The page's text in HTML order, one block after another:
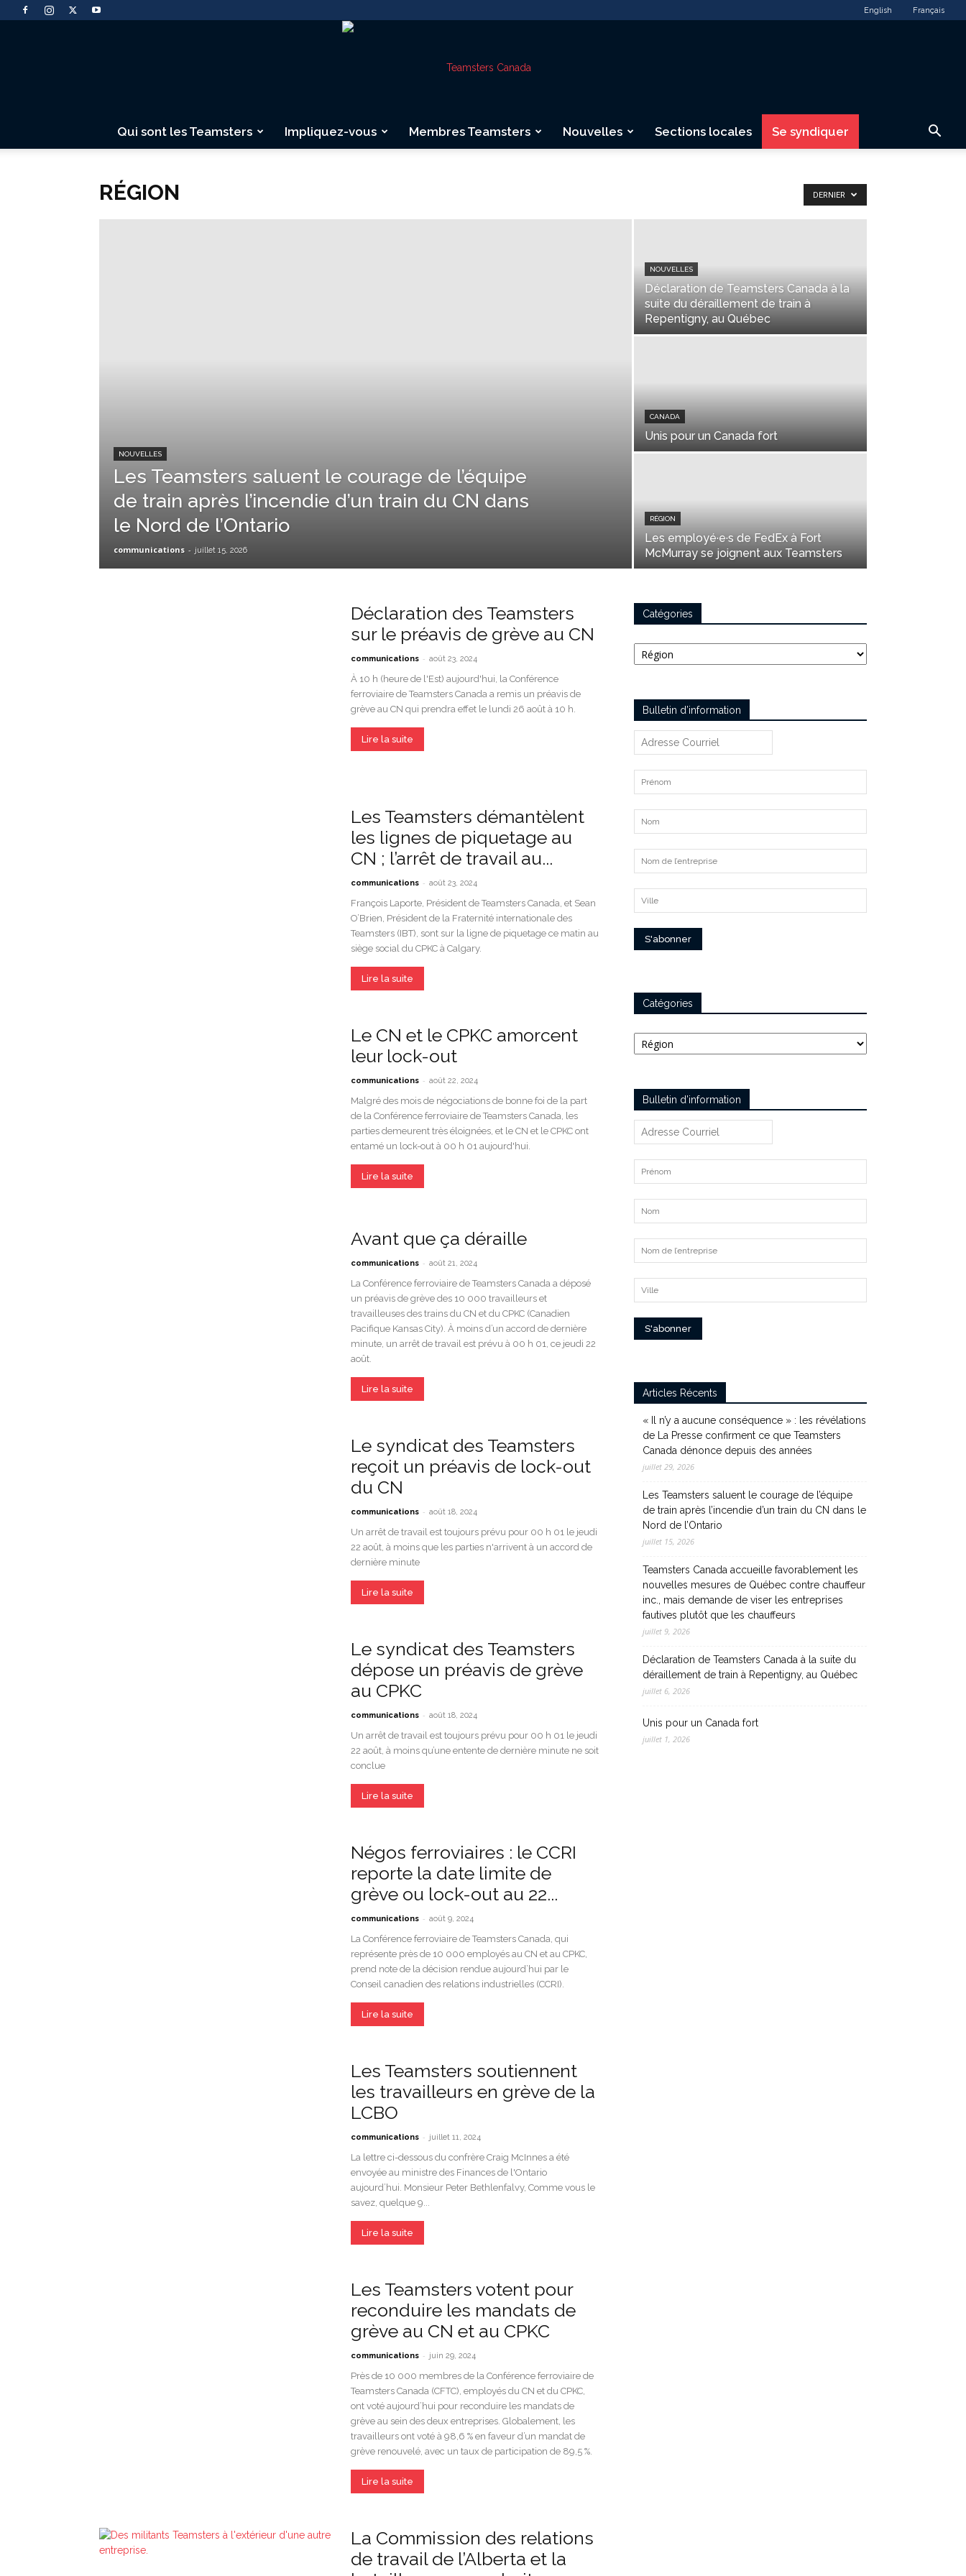
English Français
Qui sont les Teamsters Impliquez-vous Membres Teamsters Nouvelles Sections locales Se syndiquer
RÉGION DERNIER
NOUVELLES
Les Teamsters saluent le courage de l’équipe
de train après l’incendie d’un train du CN dans
le Nord de l’Ontario
communications - juillet 15, 2026
NOUVELLES
Déclaration de Teamsters Canada à la
suite du déraillement de train à
Repentigny, au Québec
CANADA
Unis pour un Canada fort
RÉGION
Les employé·e·s de FedEx à Fort
McMurray se joignent aux Teamsters
Déclaration des Teamsters
sur le préavis de grève au CN
communications - août 23, 2024
À 10 h (heure de l'Est) aujourd'hui, la Conférence
ferroviaire de Teamsters Canada a remis un préavis de
grève au CN qui prendra effet le lundi 26 août à 10 h.
Lire la suite
Les Teamsters démantèlent
les lignes de piquetage au
CN ; l’arrêt de travail au...
communications - août 23, 2024
François Laporte, Président de Teamsters Canada, et Sean
O’Brien, Président de la Fraternité internationale des
Teamsters (IBT), sont sur la ligne de piquetage ce matin au
siège social du CPKC à Calgary.
Lire la suite
Le CN et le CPKC amorcent
leur lock-out
communications - août 22, 2024
Malgré des mois de négociations de bonne foi de la part
de la Conférence ferroviaire de Teamsters Canada, les
parties demeurent très éloignées, et le CN et le CPKC ont
entamé un lock-out à 00 h 01 aujourd'hui.
Lire la suite
Avant que ça déraille
communications - août 21, 2024
La Conférence ferroviaire de Teamsters Canada a déposé
un préavis de grève des 10 000 travailleurs et
travailleuses des trains du CN et du CPKC (Canadien
Pacifique Kansas City). À moins d’un accord de dernière
minute, un arrêt de travail est prévu à 00 h 01, ce jeudi 22
août.
Lire la suite
Le syndicat des Teamsters
reçoit un préavis de lock-out
du CN
communications - août 18, 2024
Un arrêt de travail est toujours prévu pour 00 h 01 le jeudi
22 août, à moins que les parties n'arrivent à un accord de
dernière minute
Lire la suite
Le syndicat des Teamsters
dépose un préavis de grève
au CPKC
communications - août 18, 2024
Un arrêt de travail est toujours prévu pour 00 h 01 le jeudi
22 août, à moins qu’une entente de dernière minute ne soit
conclue
Lire la suite
Négos ferroviaires : le CCRI
reporte la date limite de
grève ou lock-out au 22...
communications - août 9, 2024
La Conférence ferroviaire de Teamsters Canada, qui
représente près de 10 000 employés au CN et au CPKC,
prend note de la décision rendue aujourd’hui par le
Conseil canadien des relations industrielles (CCRI).
Lire la suite
Les Teamsters soutiennent
les travailleurs en grève de la
LCBO
communications - juillet 11, 2024
La lettre ci-dessous du confrère Craig McInnes a été
envoyée au ministre des Finances de l'Ontario
aujourd’hui. Monsieur Peter Bethlenfalvy, Comme vous le
savez, quelque 9...
Lire la suite
Les Teamsters votent pour
reconduire les mandats de
grève au CN et au CPKC
communications - juin 29, 2024
Près de 10 000 membres de la Conférence ferroviaire de
Teamsters Canada (CFTC), employés du CN et du CPKC,
ont voté aujourd’hui pour reconduire les mandats de
grève au sein des deux entreprises. Globalement, les
travailleurs ont voté à 98,6 % en faveur d’un mandat de
grève renouvelé, avec un taux de participation de 89,5 %.
Lire la suite
La Commission des relations
de travail de l’Alberta et la
Catégories
Catégories
Bulletin d’information
Catégories
Catégories
Bulletin d’information
Articles Récents
« Il n’y a aucune conséquence » : les révélations
de La Presse confirment ce que Teamsters
Canada dénonce depuis des années
juillet 29, 2026
Les Teamsters saluent le courage de l’équipe
de train après l’incendie d’un train du CN dans le
Nord de l’Ontario
juillet 15, 2026
Teamsters Canada accueille favorablement les
nouvelles mesures de Québec contre chauffeur
inc., mais demande de viser les entreprises
fautives plutôt que les chauffeurs
juillet 9, 2026
Déclaration de Teamsters Canada à la suite du
déraillement de train à Repentigny, au Québec
juillet 6, 2026
Unis pour un Canada fort
juillet 1, 2026